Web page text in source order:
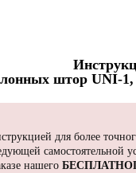
штор UNI-
для более
нашего